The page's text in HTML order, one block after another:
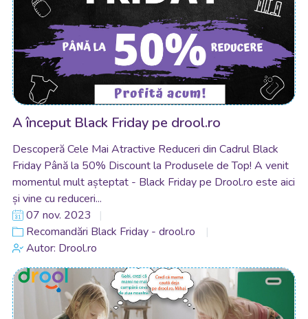
A început Black Friday pe drool.ro
Descoperă Cele Mai Atractive Reduceri din Cadrul Black
Friday Până la 50% Discount la Produsele de Top! A venit
momentul mult așteptat - Black Friday pe Drool.ro este aici
și vine cu reduceri...
07 nov. 2023
Recomandări Black Friday - drool.ro
Autor: Drool.ro